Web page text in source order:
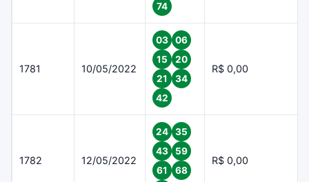
74
1781 10/05/2022
03
06
15
20
21
34
42
R$ 0,00
1782 12/05/2022
24
35
43
59
61
68
R$ 0,00